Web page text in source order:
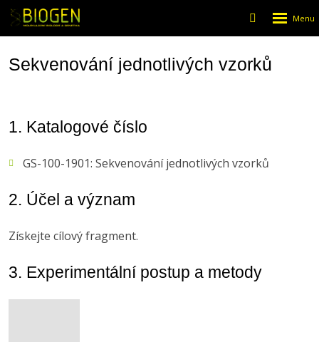
Vyhledávání
menu
Sekvenování jednotlivých vzorků
1. Katalogové číslo
GS-100-1901: Sekvenování jednotlivých vzorků
2. Účel a význam
Získejte cílový fragment.
3. Experimentální postup a metody